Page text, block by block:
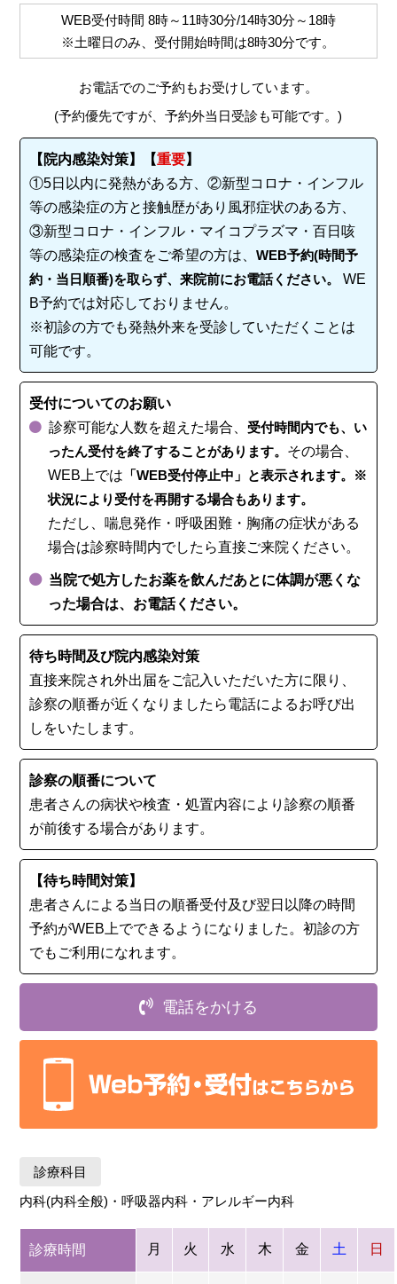
WEB受付時間 8時～11時30分/14時30分～18時
※土曜日のみ、受付開始時間は8時30分です。
お電話でのご予約もお受けしています。
(予約優先ですが、予約外当日受診も可能です。)
【院内感染対策】【重要】
①5日以内に発熱がある方、②新型コロナ・インフル
等の感染症の方と接触歴があり風邪症状のある方、
③新型コロナ・インフル・マイコプラズマ・百日咳
等の感染症の検査をご希望の方は、WEB予約(時間予
約・当日順番)を取らず、来院前にお電話ください。
WE
B予約では対応しておりません。
※初診の方でも発熱外来を受診していただくことは
可能です。
受付についてのお願い
診察可能な人数を超えた場合、 受付時間内でも、い
ったん受付を終了することがあります。 その場合、
WEB上では 「WEB受付停止中」と表示されます。※
状況により受付を再開する場合もあります。
ただし、喘息発作・呼吸困難・胸痛の症状がある
場合は診察時間内でしたら直接ご来院ください。
当院で処方したお薬を飲んだあとに体調が悪くな
った場合は、お電話ください。
待ち時間及び院内感染対策
直接来院され外出届をご記入いただいた方に限り、
診察の順番が近くなりましたら電話によるお呼び出
しをいたします。
診察の順番について
患者さんの病状や検査・処置内容により診察の順番
が前後する場合があります。
【待ち時間対策】
患者さんによる当日の順番受付及び翌日以降の時間
予約がWEB上でできるようになりました。初診の⽅
でもご利用になれます。
電話をかける
診療科目
内科(内科全般)・呼吸器内科・アレルギー内科
診療時間 月 火 水 木 金 土 日